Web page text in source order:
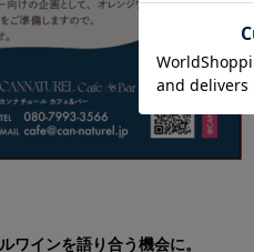
ワインを語り合う機会に。